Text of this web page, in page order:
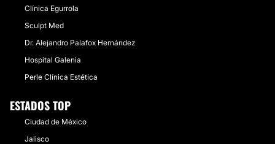
Clínica Egurrola
Sculpt Med
Dr. Alejandro Palafox Hernández
Hospital Galenia
Perle Clínica Estética
ESTADOS TOP
Ciudad de México
Jalisco